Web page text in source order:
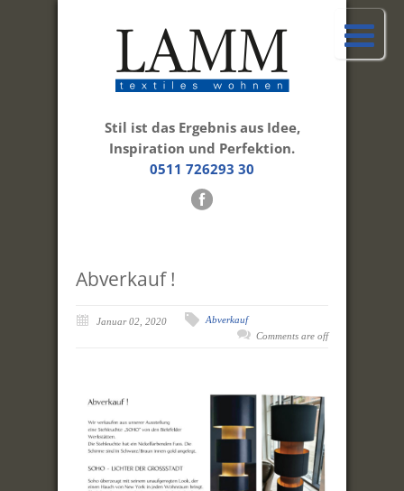
Stil ist das Ergebnis aus Idee,
Inspiration und Perfektion.
0511 726293 30
Abverkauf !
Januar 02, 2020
Abverkauf
Comments are off